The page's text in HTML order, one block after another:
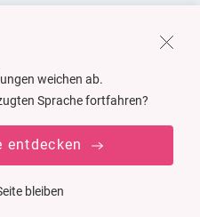
weichen ab.
Sprache fortfahren?
entdecken
bleiben